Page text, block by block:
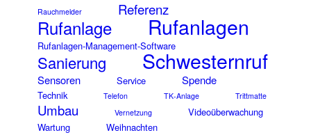
Rauchmelder
Referenz
Rufanlage Rufanlagen
Rufanlagen-Management-Software
Sanierung Schwesternruf
Sensoren Service Spende
Technik Telefon TK-Anlage Trittmatte
Umbau Vernetzung
Videoüberwachung
Wartung
Weihnachten